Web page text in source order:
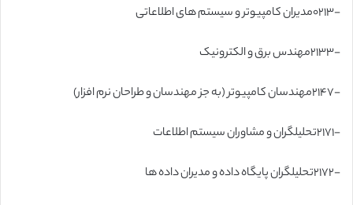
-۰۲۱۳مدیران کامپیوتر و سیستم های اطلاعاتی
-۲۱۳۳مهندس برق و الکترونیک
-۲۱۴۷مهندسان کامپیوتر (به جز مهندسان و طراحان نرم افزار)
-۲۱۷۱تحلیلگران و مشاوران سیستم اطلاعات
-۲۱۷۲تحلیلگران پایگاه داده و مدیران داده ها